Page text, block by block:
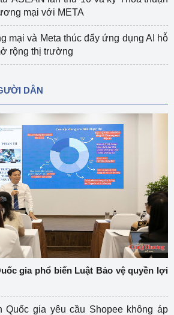
mại với META
mại và Meta thúc đẩy ứng dụng AI hỗ
rộng thị trường
DÂN
gia phổ biến Luật Bảo vệ quyền lợi
Quốc gia yêu cầu Shopee không áp